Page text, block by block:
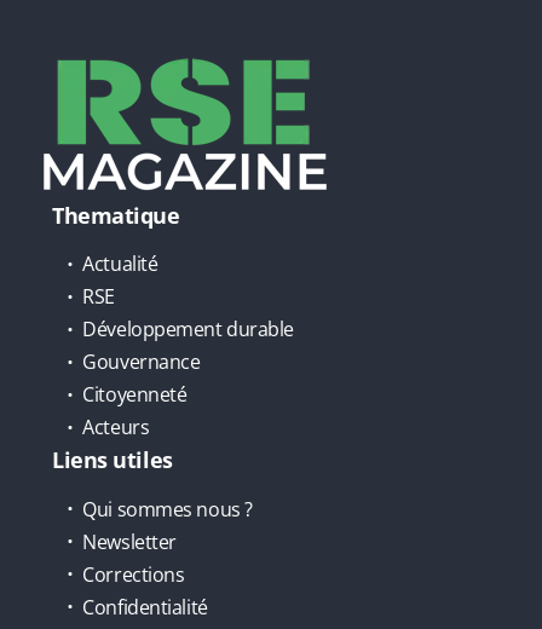
Thematique
Actualité
RSE
Développement durable
Gouvernance
Citoyenneté
Acteurs
Liens utiles
Qui sommes nous ?
Newsletter
Corrections
Confidentialité